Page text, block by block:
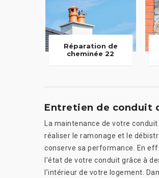
Réparation de
cheminée 22
Entretien de conduit
La maintenance de votre
réaliser le ramonage et le
conserve sa performance. En
l’état de votre conduit grâce à
l’intérieur de votre logement.